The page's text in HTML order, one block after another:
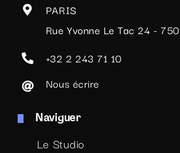
PARIS
Rue Yvonne Le Tac 24 -
+32 2 243 71 10
Nous écrire
Naviguer
Le Studio